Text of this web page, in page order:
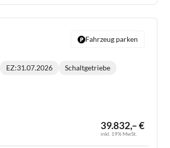
39.832,– €
inkl. 19% MwSt.
EZ:31.07.2026
Getriebe:
Schaltgetriebe
Fahrzeug parken